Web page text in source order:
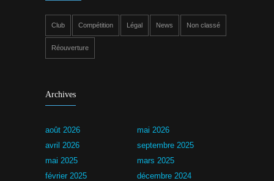
Club Compétition Légal News Non classé
Réouverture
Archives
août 2026
mai 2026
avril 2026
septembre 2025
mai 2025
mars 2025
février 2025
décembre 2024